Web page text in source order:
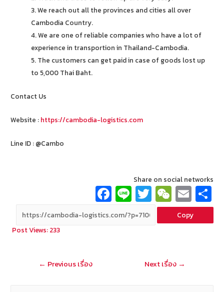
3. We reach out all the provinces and cities all over
Cambodia Country.
4. We are one of reliable companies who have a lot of
experience in transportion in Thailand-Cambodia.
5. The customers can get paid in case of goods lost up
to 5,000 Thai Baht.
Contact Us
Website : https://cambodia-logistics.com
Line ID : @Cambo
Share on social networks
Fa
ce
b
Li
n
e
T
wi
tt
W
e
C
at
E
m
ai
Copy
Post Views: 233
แนะแนว
← Previous เรื่อง Next เรื่อง →